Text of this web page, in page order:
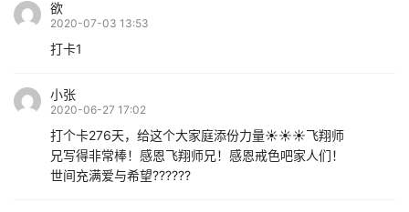
欲
2020-07-03 13:53
打卡1
小张
2020-06-27 17:02
打个卡276天，给这个大家庭添份力量☀️☀️☀️飞翔师
兄写得非常棒！感恩飞翔师兄！感恩戒色吧家人们！
世间充满爱与希望??????